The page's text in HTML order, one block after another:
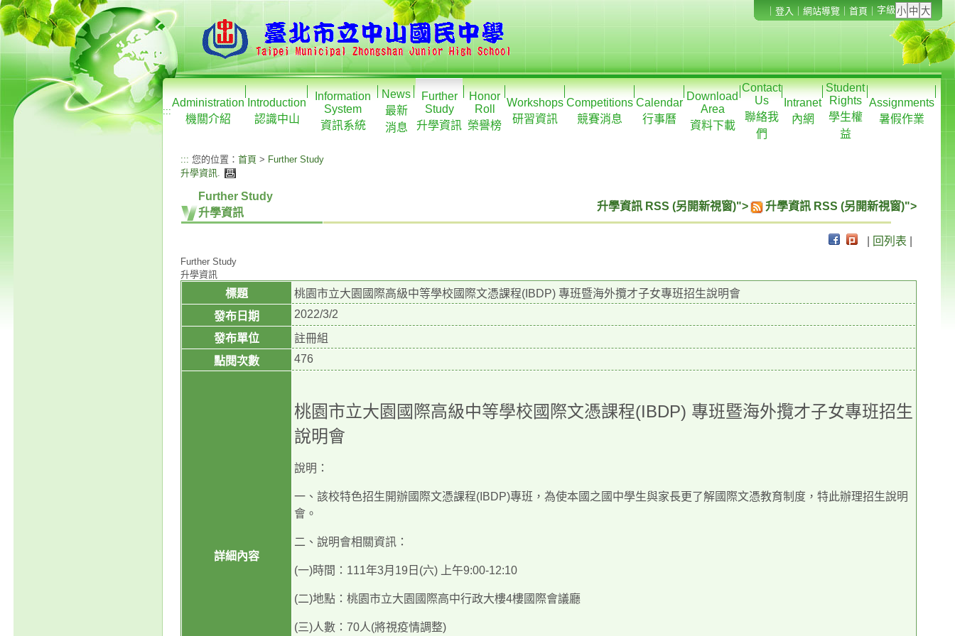
登入 網站導覽 首頁 字級
:::
Administration
機關介紹
Introduction
認識中山
Information
System
資訊系統
News
最新
消息
Further
Study
升學資訊
Honor
Roll
榮譽榜
Workshops
研習資訊
Competitions
競賽消息
Calendar
行事曆
Download
Area
資料下載
Contact
Us
聯絡我
們
Intranet
內網
Student
Rights
學生權
益
Assignments
暑假作業
::: 您的位置： 首頁 > Further Study
升學資訊.
Further Study
升學資訊
升學資訊 RSS (另開新視窗)"> 升學資訊 RSS (另開新視窗)">
回列表
Further Study
升學資訊
標題
桃園市立大園國際高級中等學校國際文憑課程(IBDP) 專班暨海外攬才子女專班招生說明會
發布日期
2022/3/2
發布單位
註冊組
點閱次數
476
詳細內容
桃園市立大園國際高級中等學校國際文憑課程(IBDP) 專班暨海外攬才子女專班招生
說明會
說明：
一、該校特色招生開辦國際文憑課程(IBDP)專班，為使本國之國中學生與家長更了解國際文憑教育制度，特此辦理招生說明
會。
二、說明會相關資訊：
(一)時間： 111年3月 19 日 (六) 上午9:00-12:10
(二)地點：桃園市立大園國際高中行政大樓4樓國際會議廳
(三)人數： 70人(將視疫情調整)